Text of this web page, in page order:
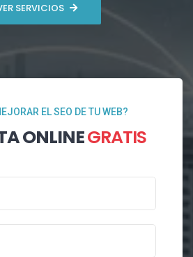
SERVICIOS
EL SEO DE TU WEB?
ONLINEGRATIS